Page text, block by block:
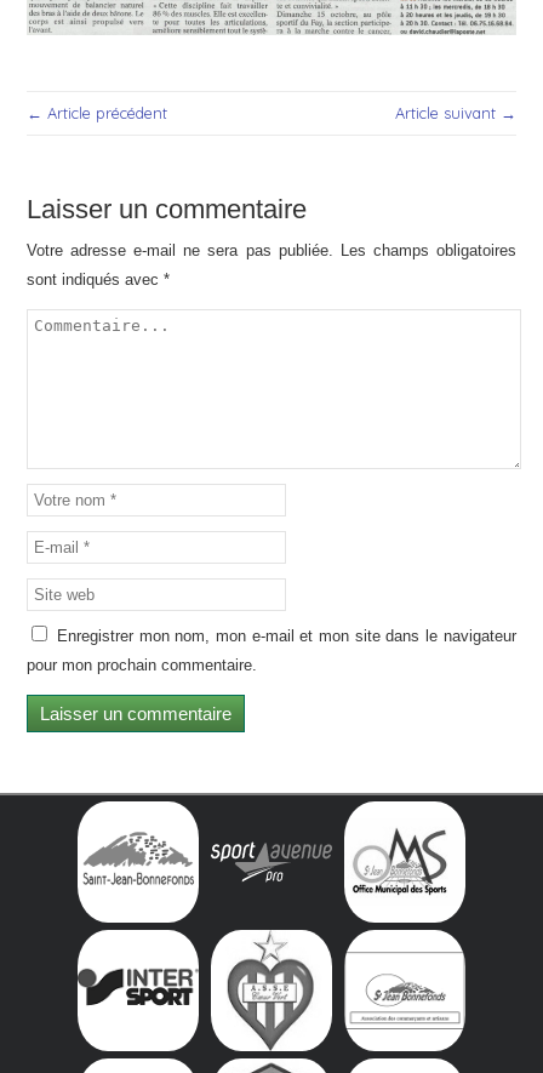
← Article précédent Article suivant →
Laisser un commentaire
Votre adresse e-mail ne sera pas publiée.
Les champs obligatoires
sont indiqués avec*
Enregistrer mon nom, mon e-mail et mon site dans le navigateur
pour mon prochain commentaire.